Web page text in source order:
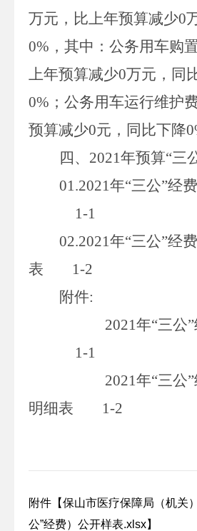
万元，比上年预算减少0
0% ，其中：公务用车购
上年预算减少0万元，同
0% ；公务用车运行维护
预算减少0元，同比下降0
四、 2021年预算“三
01.2021年“三公”经
1-1
02.2021年“三公”经
表 1-2
附件:
2021年“三公
1-1
2021年“三公
明细表 1-2
附件【保山市医疗保障局（机关
公”经费）公开样表.xlsx】